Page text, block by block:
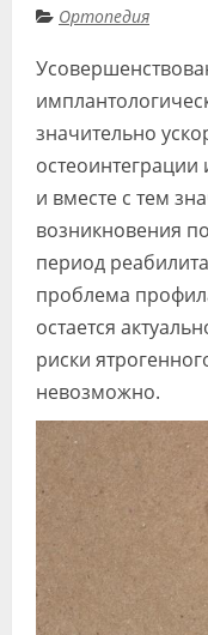
Видео
Форум
Специалисты
Галерея
Блоги
Лаборатории
Ортопедия
значительно
остеоинтеграции
и вместе с тем
возникновения
период
проблема
остается
риски
невозможно.